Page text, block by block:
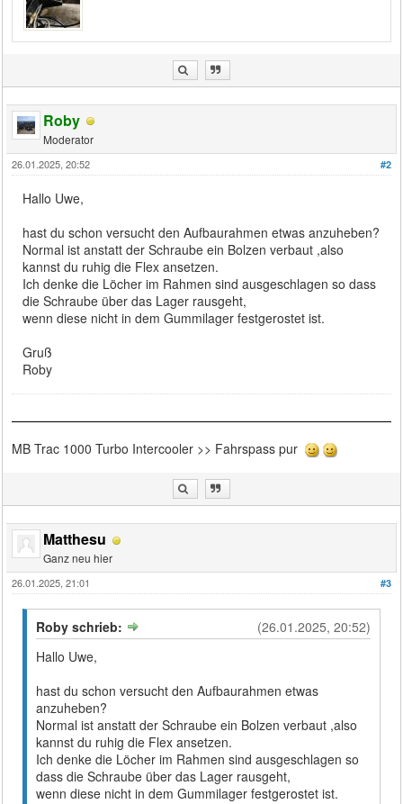
Roby
Moderator
#2
26.01.2025, 20:52
Hallo Uwe,
hast du schon versucht den Aufbaurahmen etwas anzuheben?
Normal ist anstatt der Schraube ein Bolzen verbaut ,also
kannst du ruhig die Flex ansetzen.
Ich denke die Löcher im Rahmen sind ausgeschlagen so dass
die Schraube über das Lager rausgeht,
wenn diese nicht in dem Gummilager festgerostet ist.
Gruß
Roby
MB Trac 1000 Turbo Intercooler >> Fahrspass pur
Matthesu
Ganz neu hier
#3
26.01.2025, 21:01
(26.01.2025, 20:52)
Roby schrieb:
Hallo Uwe,
hast du schon versucht den Aufbaurahmen etwas
anzuheben?
Normal ist anstatt der Schraube ein Bolzen verbaut ,also
kannst du ruhig die Flex ansetzen.
Ich denke die Löcher im Rahmen sind ausgeschlagen so
dass die Schraube über das Lager rausgeht,
wenn diese nicht in dem Gummilager festgerostet ist.